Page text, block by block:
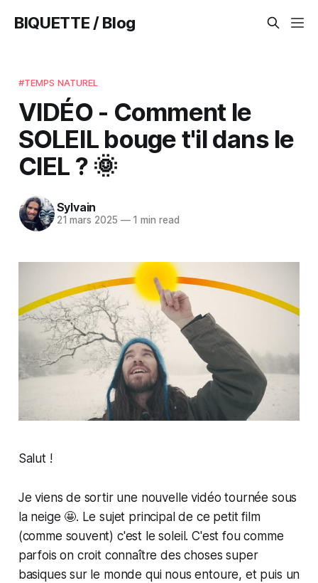
BIQUETTE / Blog
#TEMPS NATUREL
VIDÉO - Comment le
SOLEIL bouge t'il dans le
CIEL ? 🌞
Sylvain
21 mars 2025 —1 min read
Salut !
Je viens de sortir une nouvelle vidéo tournée sous
la neige 🤩. Le sujet principal de ce petit film
(comme souvent) c'est le soleil. C'est fou comme
parfois on croit connaître des choses super
basiques sur le monde qui nous entoure, et puis un